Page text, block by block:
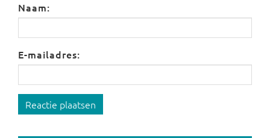
Naam:
E-mailadres:
Reactie plaatsen